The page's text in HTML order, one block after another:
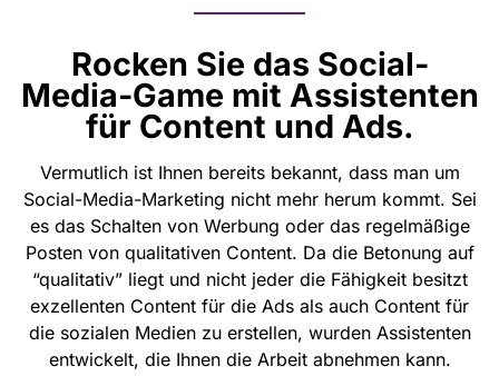
Rocken Sie das Social-
Media-Game mit Assistenten
für Content und Ads.
Vermutlich ist Ihnen bereits bekannt, dass man um
Social-Media-Marketing nicht mehr herum kommt. Sei
es das Schalten von Werbung oder das regelmäßige
Posten von qualitativen Content. Da die Betonung auf
“qualitativ” liegt und nicht jeder die Fähigkeit besitzt
exzellenten Content für die Ads als auch Content für
die sozialen Medien zu erstellen, wurden Assistenten
entwickelt, die Ihnen die Arbeit abnehmen kann.